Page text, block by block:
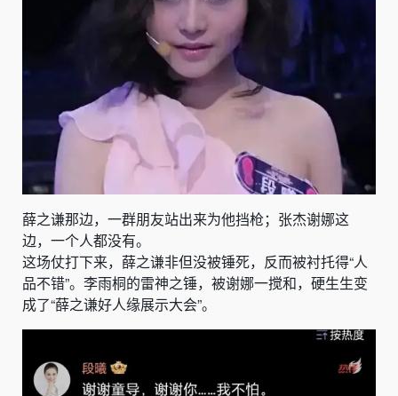
薛之谦那边，一群朋友站出来为他挡枪；张杰谢娜这
边，一个人都没有。
这场仗打下来，薛之谦非但没被锤死，反而被衬托得“人
品不错”。李雨桐的雷神之锤，被谢娜一搅和，硬生生变
成了“薛之谦好人缘展示大会”。